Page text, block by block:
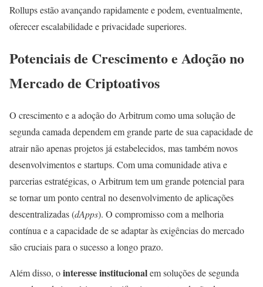
Rollups estão avançando rapidamente e podem, eventualmente,
oferecer escalabilidade e privacidade superiores.
Potenciais de Crescimento e Adoção no
Mercado de Criptoativos
O crescimento e a adoção do Arbitrum como uma solução de
segunda camada dependem em grande parte de sua capacidade de
atrair não apenas projetos já estabelecidos, mas também novos
desenvolvimentos e startups. Com uma comunidade ativa e
parcerias estratégicas, o Arbitrum tem um grande potencial para
se tornar um ponto central no desenvolvimento de aplicações
descentralizadas (dApps). O compromisso com a melhoria
contínua e a capacidade de se adaptar às exigências do mercado
são cruciais para o sucesso a longo prazo.
Além disso, ointeresse institucionalem soluções de segunda